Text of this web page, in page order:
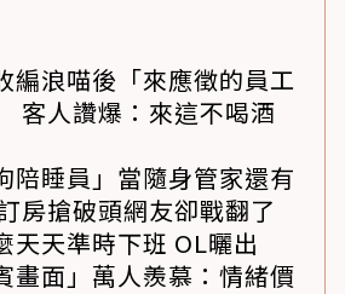
編浪喵後「來應徵的員工
客人讚爆：來這不喝酒
陪睡員」當隨身管家還有
房搶破頭網友卻戰翻了
天天準時下班 OL曬出
畫面」萬人羨慕：情緒價